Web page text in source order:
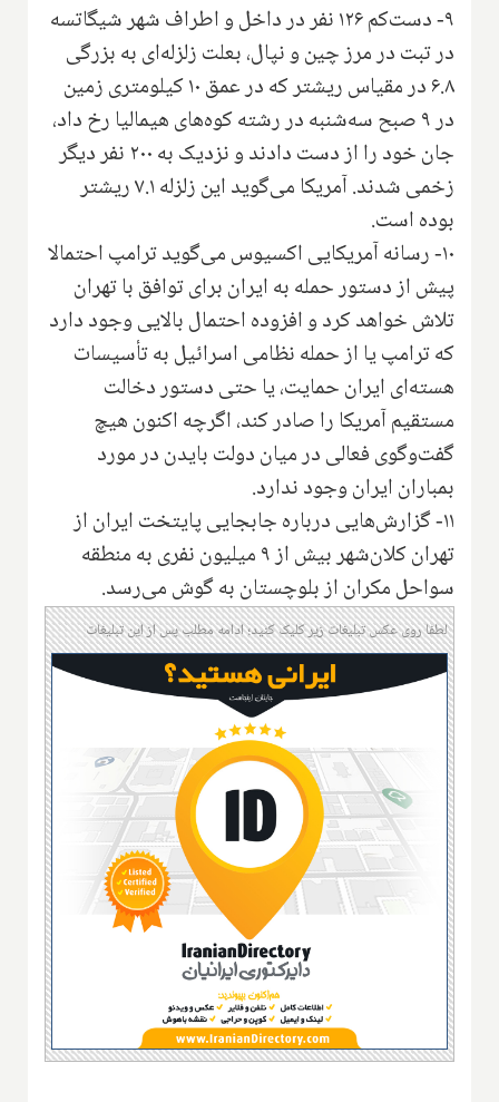
۹- دست‌کم ۱۲۶ نفر در داخل و اطراف شهر شیگاتسه
در تبت در مرز چین و نپال، بعلت زلزله‌ای به بزرگی
۶.۸ در مقیاس ریشتر که در عمق ۱۰ کیلومتری زمین
در ۹ صبح سه‌شنبه در رشته کوه‌های هیمالیا رخ داد،
جان خود را از دست دادند و نزدیک به ۲۰۰ نفر دیگر
زخمی شدند. آمریکا می‌گوید این زلزله ۷.۱ ریشتر
بوده است.
۱۰- رسانه آمریکایی اکسیوس می‌گوید ترامپ احتمالا
پیش از دستور حمله به ایران برای توافق با تهران
تلاش خواهد کرد و افزوده احتمال بالایی وجود دارد
که ترامپ یا از حمله نظامی اسرائیل به تأسیسات
هسته‌ای ایران حمایت، یا حتی دستور دخالت
مستقیم آمریکا را صادر کند، اگرچه اکنون هیچ
گفت‌وگوی فعالی در میان دولت بایدن در مورد
بمباران ایران وجود ندارد.
۱۱- گزارش‌هایی درباره جابجایی پایتخت ایران از
تهران کلان‌شهر بیش از ۹ میلیون نفری به منطقه
سواحل مکران از بلوچستان به گوش می‌رسد.
لطفا روی عکس تبلیغات زیر کلیک کنید؛ ادامه مطلب پس از این تبلیغات